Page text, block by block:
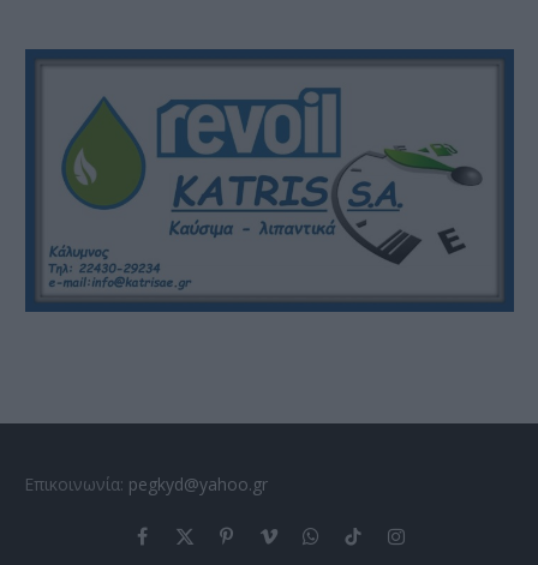
Επικοινωνία: pegkyd@yahoo.gr
Facebook
X
PinterestVimeoWhatsApp
TikTokInstagram